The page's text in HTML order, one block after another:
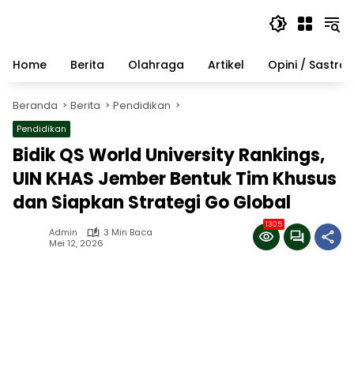
Home
Berita Olahraga Artikel Opini / Sastra
Beranda Berita Pendidikan
Pendidikan
Bidik QS World University Rankings,
UIN KHAS Jember Bentuk Tim Khusus
dan Siapkan Strategi Go Global
Admin
3 Min Baca
Mei 12, 2026
1305